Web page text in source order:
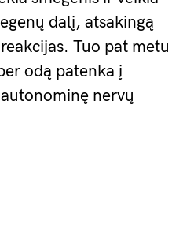
dalį, atsakingą
Tuo pat metu
odą patenka į
nervų